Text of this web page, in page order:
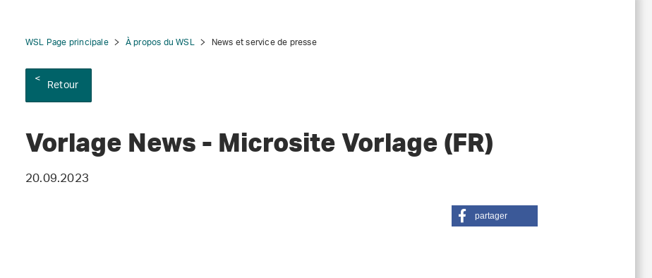
WSL Page principale À propos du WSL News et service de presse
Retour
Vorlage News - Microsite Vorlage (FR)
20.09.2023
partager